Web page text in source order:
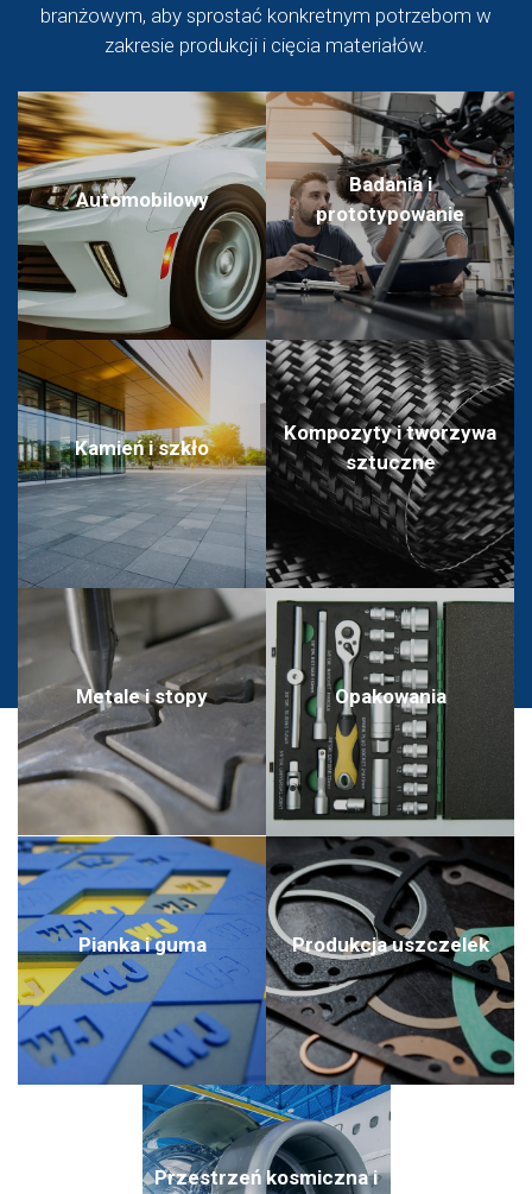
branżowym, aby sprostać konkretnym potrzebom w
zakresie produkcji i cięcia materiałów.
Automobilowy
Badania i
prototypowanie
Kamień i szkło
Kompozyty i tworzywa
sztuczne
Metale i stopy Opakowania
Pianka i guma Produkcja uszczelek
Przestrzeń kosmiczna i